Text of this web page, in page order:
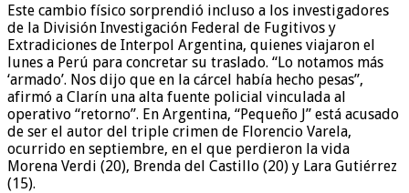
Este cambio físico sorprendió incluso a los investigadores
de la División Investigación Federal de Fugitivos y
Extradiciones de Interpol Argentina, quienes viajaron el
lunes a Perú para concretar su traslado. “Lo notamos más
‘armado’. Nos dijo que en la cárcel había hecho pesas”,
afirmó a Clarín una alta fuente policial vinculada al
operativo “retorno”. En Argentina, “Pequeño J” está acusado
de ser el autor del triple crimen de Florencio Varela,
ocurrido en septiembre, en el que perdieron la vida
Morena Verdi (20), Brenda del Castillo (20) y Lara Gutiérrez
(15).